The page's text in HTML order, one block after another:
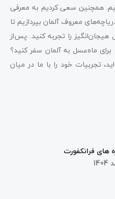
همچنین سعی کردیم به معرفی
معروف آلمان بپردازیم تا
را تجربه کنید. پس‌از
ماه‌عسل به آلمان سفر کنید؟
تجربیات خود را با ما در میان
های فرانکفورت